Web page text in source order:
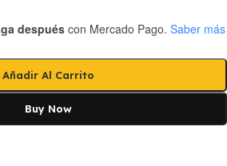
después con Mercado Pago. Saber más
Añadir Al Carrito
Buy Now